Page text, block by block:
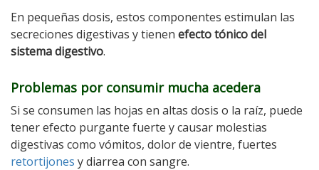
En pequeñas dosis, estos componentes estimulan las
secreciones digestivas y tienen efecto tónico del
sistema digestivo.
Problemas por consumir mucha acedera
Si se consumen las hojas en altas dosis o la raíz, puede
tener efecto purgante fuerte y causar molestias
digestivas como vómitos, dolor de vientre, fuertes
retortijones y diarrea con sangre.